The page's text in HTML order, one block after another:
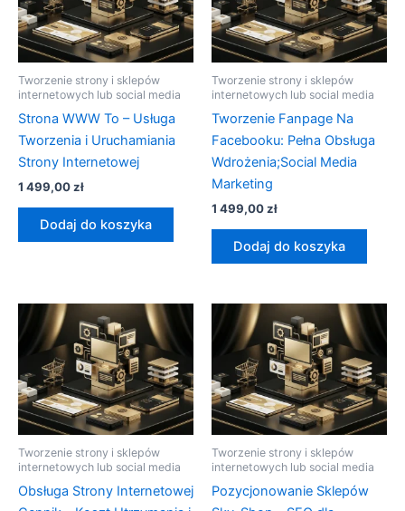
Tworzenie strony i sklepów
internetowych lub social media
Strona WWW To – Usługa
Tworzenia i Uruchamiania
Strony Internetowej
1 499,00zł
Dodaj do koszyka
Tworzenie strony i sklepów
internetowych lub social media
Tworzenie Fanpage Na
Facebooku: Pełna Obsługa
Wdrożenia;Social Media
Marketing
1 499,00zł
Dodaj do koszyka
Tworzenie strony i sklepów
internetowych lub social media
Obsługa Strony Internetowej
Tworzenie strony i sklepów
internetowych lub social media
Pozycjonowanie Sklepów